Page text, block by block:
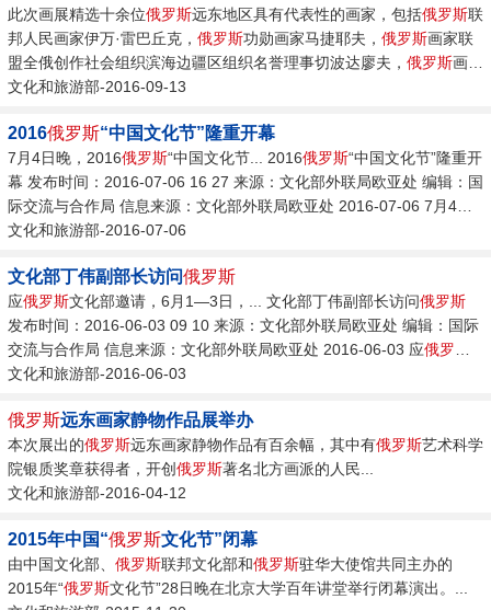
此次画展精选十余位俄罗斯远东地区具有代表性的画家，包括俄罗斯联
邦人民画家伊万·雷巴丘克， 俄罗斯功勋画家马捷耶夫， 俄罗斯画家联
盟全俄创作社会组织滨海边疆区组织名誉理事切波达廖夫， 俄罗斯画家
联盟纳霍德卡主席维达利·拉汉斯基，
文化和旅游部-2016-09-13
2016俄罗斯“中国文化节”隆重开幕
7月4日晚，2016俄罗斯“中国文化节... 2016俄罗斯“中国文化节”隆重开
幕 发布时间：2016-07-06 16 27 来源：文化部外联局欧亚处 编辑：国
际交流与合作局 信息来源：文化部外联局欧亚处 2016-07-06 7月4日
晚，2016俄罗斯“中国文化节”开幕式晚会在
文化和旅游部-2016-07-06
文化部丁伟副部长访问俄罗斯
应俄罗斯文化部邀请，6月1—3日，... 文化部丁伟副部长访问俄罗斯
发布时间：2016-06-03 09 10 来源：文化部外联局欧亚处 编辑：国际
交流与合作局 信息来源：文化部外联局欧亚处 2016-06-03 应俄罗斯
文化部邀请，6月1—3日，文化部副部长丁伟率中国政府文化代表团访
合作委员会文化合作分委会第十六次会议。...
文化和旅游部-2016-06-03
俄罗斯远东画家静物作品展举办
本次展出的俄罗斯远东画家静物作品有百余幅，其中有俄罗斯艺术科学
院银质奖章获得者，开创俄罗斯著名北方画派的人民...
文化和旅游部-2016-04-12
2015年中国“俄罗斯文化节”闭幕
由中国文化部、 俄罗斯联邦文化部和俄罗斯驻华大使馆共同主办的
2015年“俄罗斯文化节”28日晚在北京大学百年讲堂举行闭幕演出。...